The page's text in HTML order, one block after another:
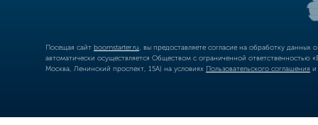
Посещая сайт boomstarter.ru , вы предоставляете согласие на обработку
автоматически осуществляется Обществом с ограниченной
Москва, Ленинский проспект, 15А) на условиях Пользовательского соглашения и